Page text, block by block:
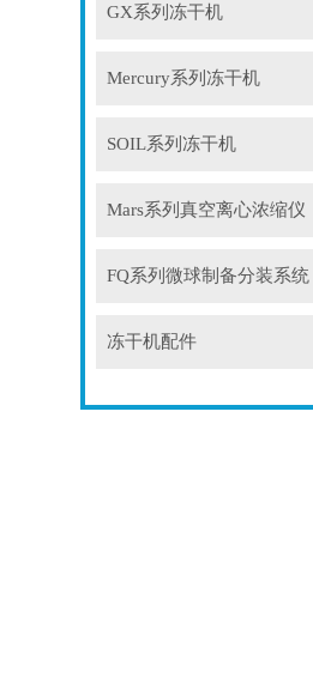
GX系列冻干机
Mercury系列冻干机
SOIL系列冻干机
Mars系列真空离心浓缩仪
FQ系列微球制备分装系统
冻干机配件